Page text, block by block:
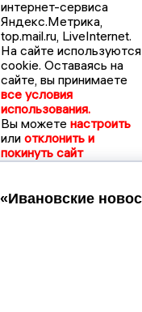
интернет-сервиса
Яндекс.Метрика,
top.mail.ru, LiveInternet.
На сайте используются
cookie. Оставаясь на
сайте, вы принимаете
все условия
использования.
Вы можете настроить
или отклонить и
покинуть сайт
Принять